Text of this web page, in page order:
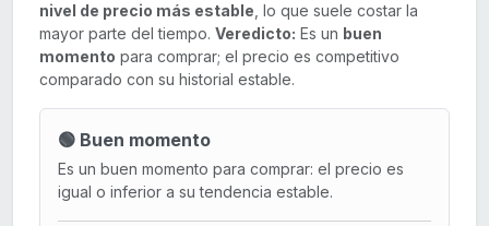
nivel de precio más estable , lo que suele costar la
mayor parte del tiempo. Veredicto: Es un buen
momento para comprar; el precio es competitivo
comparado con su historial estable.
🟢 Buen momento
Es un buen momento para comprar: el precio es
igual o inferior a su tendencia estable.